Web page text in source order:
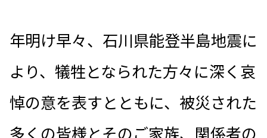
年明け早々、石川県能登半島地震に
より、犠牲となられた方々に深く哀
悼の意を表すとともに、被災された
多くの皆様とそのご家族、関係者の